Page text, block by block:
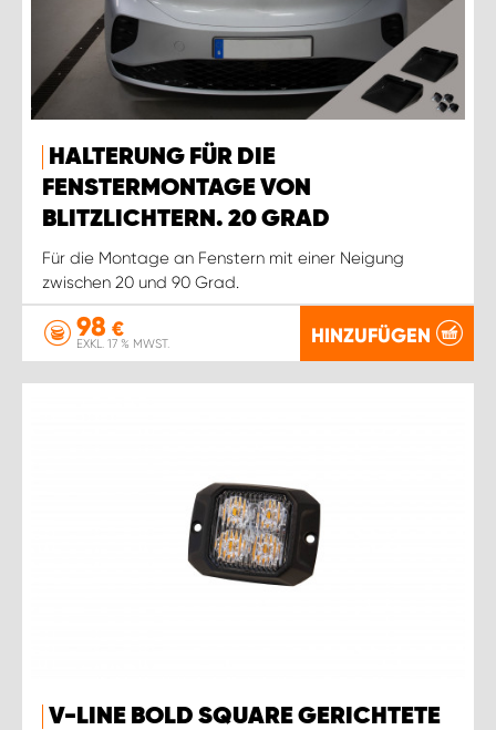
HALTERUNG FÜR DIE
FENSTERMONTAGE VON
BLITZLICHTERN. 20 GRAD
Für die Montage an Fenstern mit einer Neigung
zwischen 20 und 90 Grad.
98 €
EXKL. 17 % MWST. HINZUFÜGEN
V-LINE BOLD SQUARE GERICHTETE